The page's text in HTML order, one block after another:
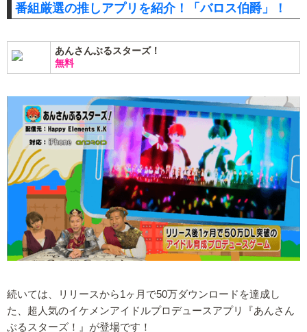
番組厳選の推しアプリを紹介！「バロス伯爵」！
あんさんぶるスターズ！
無料
続いては、リリースから1ヶ月で50万ダウンロードを達成し
た、超人気のイケメンアイドルプロデュースアプリ『あんさん
ぶるスターズ！』が登場です！